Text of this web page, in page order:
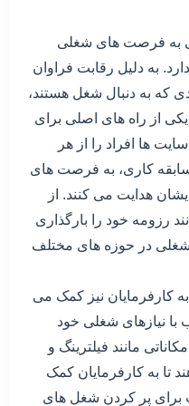
به فرصت های شغلی
به دلیل رقابت فراوان
که به دنبال شغل هستند،
یکی از راه های اصلی برای
ها افراد را از هر
کاری، به فرصت های
هدایت می کنند. از
رزومه خود را بارگذاری
در حوزه های مختلف
کارفرمایان نیز کمک می
با نیازهای شغلی خود
مانند فیلترینگ و
تا به کارفرمایان کمک
برای پر کردن شغل های